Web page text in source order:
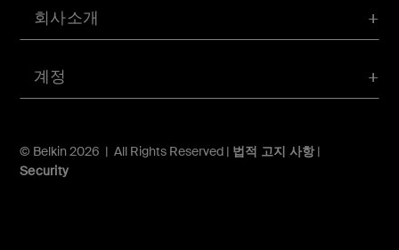
계정
회사소개
© Belkin 2026 | All Rights Reserved | 법적 고지 사항|
Security